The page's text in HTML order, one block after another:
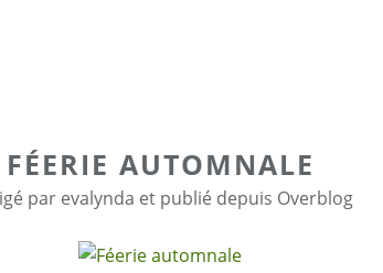
FÉERIE AUTOMNALE
par evalynda et publié depuis Overblog